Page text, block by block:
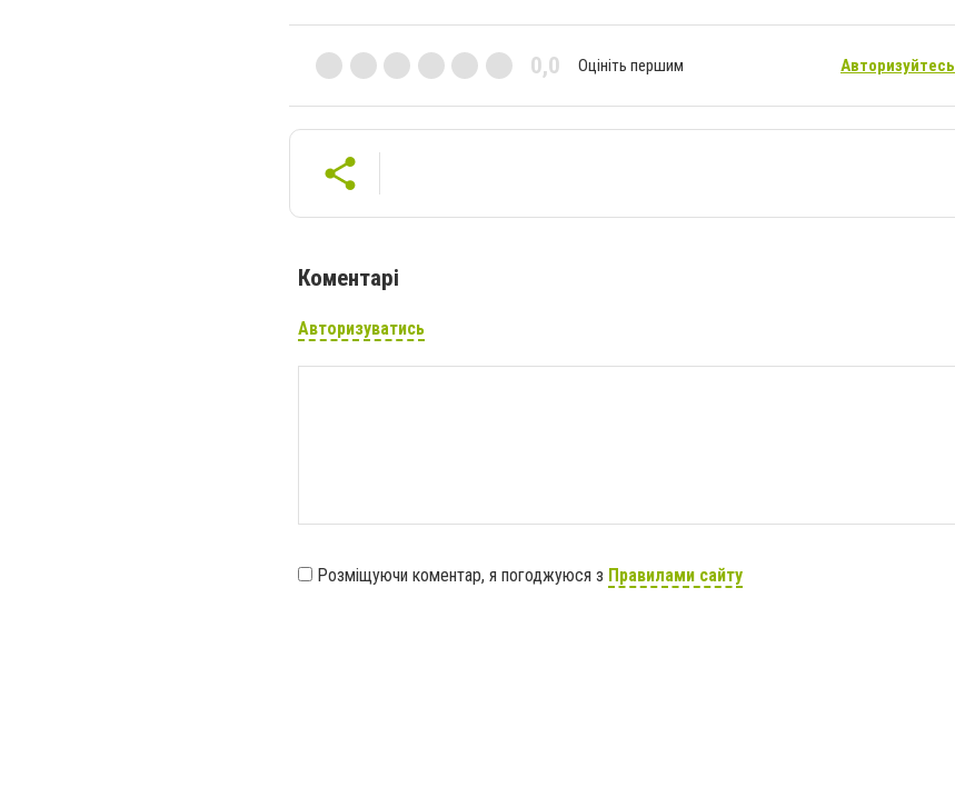
0,0 Оцініть першим Авторизуйтесь
Коментарі
Авторизуватись
Розміщуючи коментар, я погоджуюся з Правилами сайту